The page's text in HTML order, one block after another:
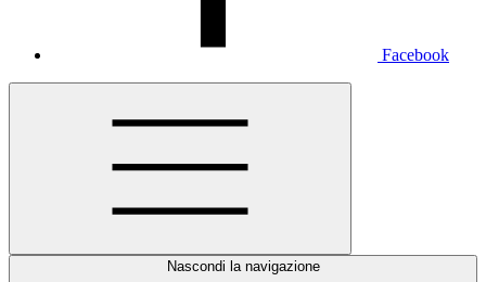
Facebook
Nascondi la navigazione